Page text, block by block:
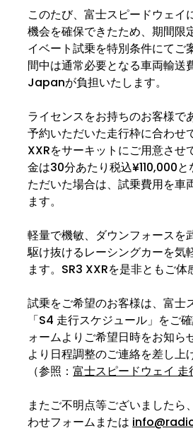
このたび、富士スピードウェイ
機会を確保できたため、期間限
イベート試乗を特別条件にてご
間中は通常必要となる車両輸
Japanが負担いたします。
ライセンスをお持ちのお客様で
予約いただいた走行枠に合わせ
XXRをサーキットにご用意させ
金は30分あたり税込¥110,000
ただいた場合は、試乗費用を車
ます。
軽量で機敏、ダウンフォースを
駆け抜けるレーシングカーを気
ます。SR3 XXRを是非ともご体
試乗をご希望のお客様は、富士
「S4 走行スケジュール」をご
ォームよりご希望日時をお知ら
より日程調整のご連絡を差し上
（参照：富士スピードウェイ 走
またご不明点等ございましたら
わせフォームまたは